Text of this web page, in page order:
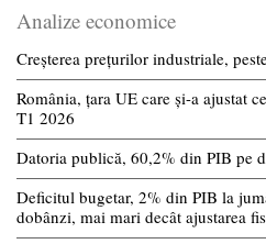
Analize economice
Creșterea prețurilor industriale,
România, țara UE care și-a ajustat
T1 2026
Datoria publică, 60,2% din PIB pe
Deficitul bugetar, 2% din PIB la
dobânzi, mai mari decât ajustarea